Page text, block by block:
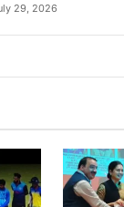
29, 2026